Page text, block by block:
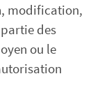
modification,
des
ou le